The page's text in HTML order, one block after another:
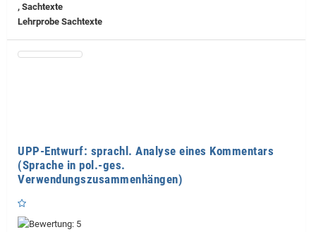
, Sachtexte
Lehrprobe Sachtexte
UPP-Entwurf: sprachl. Analyse eines Kommentars
(Sprache in pol.-ges.
Verwendungszusammenhängen)